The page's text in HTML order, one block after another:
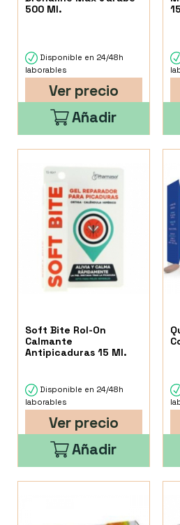
500 Ml.
Disponible en 24/48h
laborables
Ver precio
Añadir
Soft Bite Rol-On
Calmante
Antipicaduras 15 Ml.
Disponible en 24/48h
laborables
Ver precio
Añadir